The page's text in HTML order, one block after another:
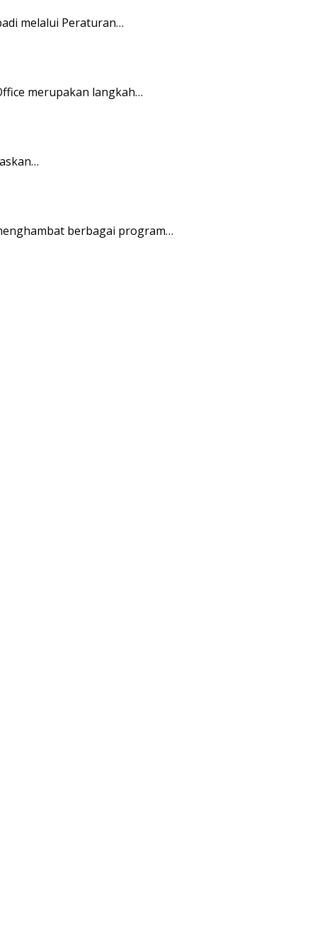
melalui Peraturan…
merupakan langkah…
berbagai program…